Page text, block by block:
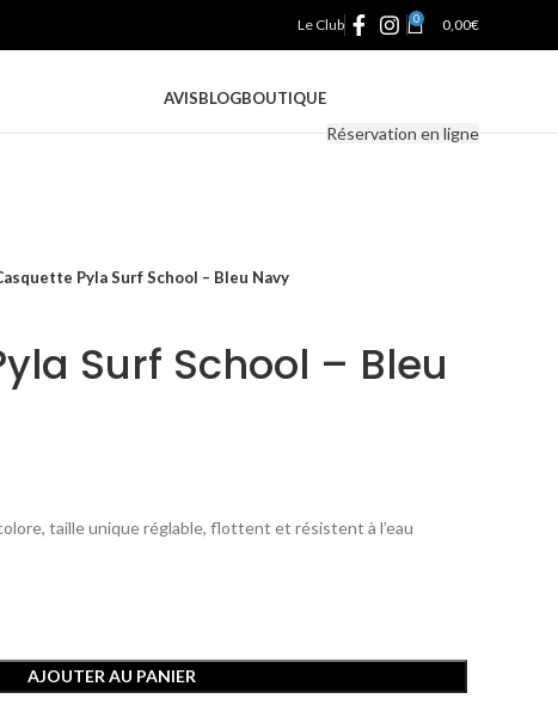
Le Club 0 0,00€
AVISBLOGBOUTIQUE
Réservation en ligne
Pyla Surf School – Bleu Navy
Surf School – Bleu
taille unique réglable, flottent et résistent à l’eau
AJOUTER AU PANIER